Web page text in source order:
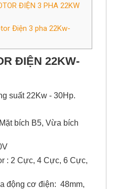
ĐIỆN 3 PHA 22KW
Điện 3 pha 22Kw-
ĐIỆN 22KW-
suất 22Kw - 30Hp.
bích B5, Vừa bích
: 2 Cực, 4 Cực, 6 Cực,
động cơ điện: 48mm,